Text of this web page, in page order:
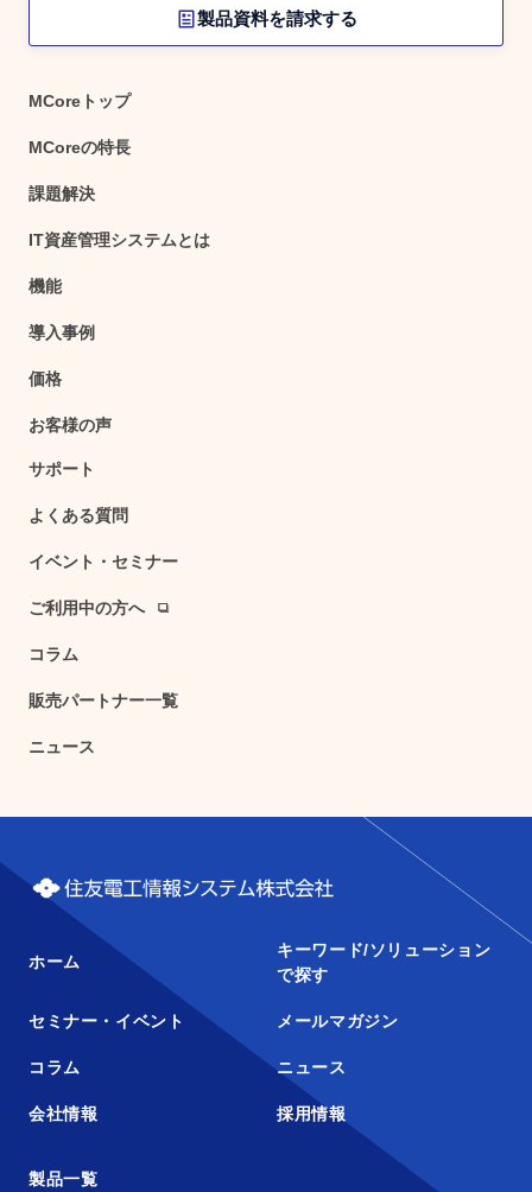
製品資料を請求する
MCoreトップ
MCoreの特長
課題解決
IT資産管理システムとは
機能
導入事例
価格
お客様の声
サポート
よくある質問
イベント・セミナー
ご利用中の方へ
コラム
販売パートナー一覧
ニュース
ホーム
キーワード/ソリューション
で探す
セミナー・イベント メールマガジン
コラム ニュース
会社情報 採用情報
製品一覧